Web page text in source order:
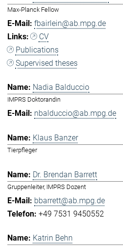
Max-Planck Fellow
fbairlein@ab.mpg.de
CV
Publications
Supervised theses
Nadia Balduccio
IMPRS Doktorandin
nbalduccio@ab.mpg.de
Klaus Banzer
Tierpfleger
Dr. Brendan Barrett
Gruppenleiter, IMPRS Dozent
bbarrett@ab.mpg.de
+49 7531 9450552
Katrin Behn